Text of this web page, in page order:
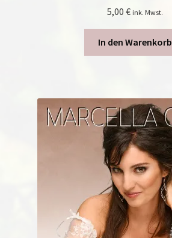
5,00 € ink. Mwst.
In den Warenkorb